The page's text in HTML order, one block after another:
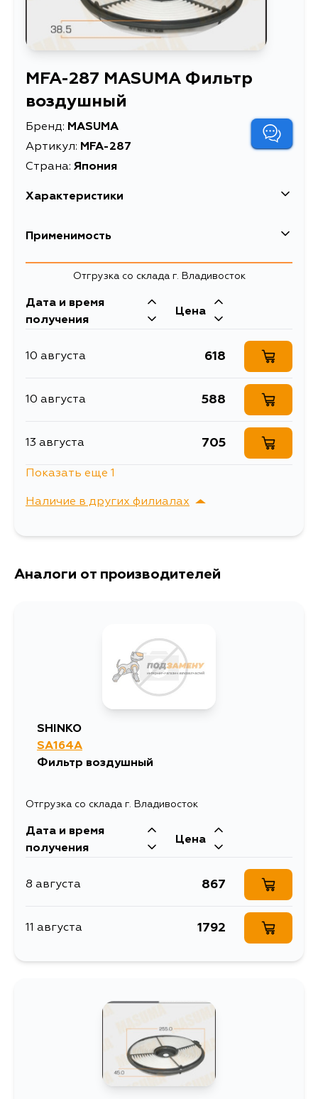
MFA-287 MASUMA Фильтр
воздушный
Бренд: MASUMA
Артикул: MFA-287
Страна: Япония
Характеристики
EAN-13
Длина упаковки, мм
Масса, кг 0.21
Описание Фильтр воздушный
Воздушный фильтр A-
164A MASUMA (1/40)
Ширина упаковки, мм
Применимость
Toyota
Кузов Двигатель
ET176, EE107, EE108, EE98, EE107V,
Отгрузка со склада г. Владивосток
Дата и время
получения
Цена
10 августа 618
10 августа 588
13 августа 705
Показать еще 1
Наличие в других филиалах
г. Владивосток,
Аналоги от производителей
SHINKO
SA164A
Фильтр воздушный
Отгрузка со склада г. Владивосток
Дата и время
получения
Цена
8 августа 867
11 августа 1792